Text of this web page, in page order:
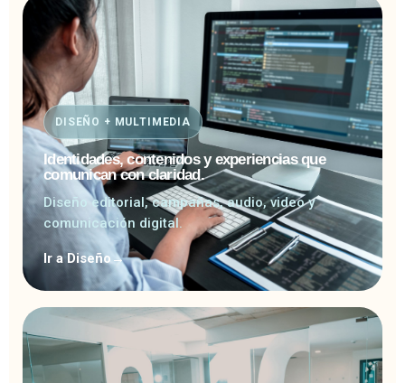
DISEÑO + MULTIMEDIA
Identidades, contenidos y experiencias que
comunican con claridad.
Diseño editorial, campañas, audio, video y
comunicación digital.
Ir a Diseño →